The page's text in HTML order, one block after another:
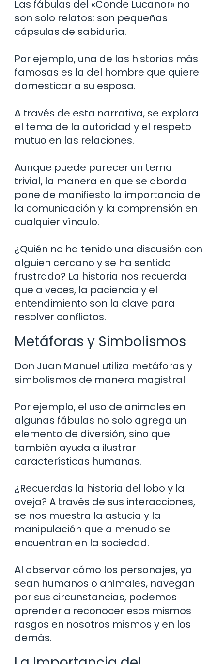
Las fábulas del «Conde Lucanor» no
son solo relatos; son pequeñas
cápsulas de sabiduría.
Por ejemplo, una de las historias más
famosas es la del hombre que quiere
domesticar a su esposa.
A través de esta narrativa, se explora
el tema de la autoridad y el respeto
mutuo en las relaciones.
Aunque puede parecer un tema
trivial, la manera en que se aborda
pone de manifiesto la importancia de
la comunicación y la comprensión en
cualquier vínculo.
¿Quién no ha tenido una discusión con
alguien cercano y se ha sentido
frustrado? La historia nos recuerda
que a veces, la paciencia y el
entendimiento son la clave para
resolver conflictos.
Metáforas y Simbolismos
Don Juan Manuel utiliza metáforas y
simbolismos de manera magistral.
Por ejemplo, el uso de animales en
algunas fábulas no solo agrega un
elemento de diversión, sino que
también ayuda a ilustrar
características humanas.
¿Recuerdas la historia del lobo y la
oveja? A través de sus interacciones,
se nos muestra la astucia y la
manipulación que a menudo se
encuentran en la sociedad.
Al observar cómo los personajes, ya
sean humanos o animales, navegan
por sus circunstancias, podemos
aprender a reconocer esos mismos
rasgos en nosotros mismos y en los
demás.